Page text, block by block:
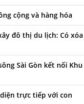
cộng và hàng hóa
đô thị du lịch: Có xóa
Sài Gòn kết nối Khu
trực tiếp với con